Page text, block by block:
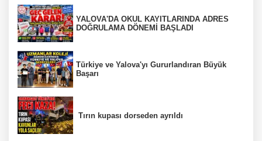
YALOVA'DA OKUL KAYITLARINDA ADRES
DOĞRULAMA DÖNEMİ BAŞLADI
Türkiye ve Yalova'yı Gururlandıran Büyük
Başarı
Tırın kupası dorseden ayrıldı